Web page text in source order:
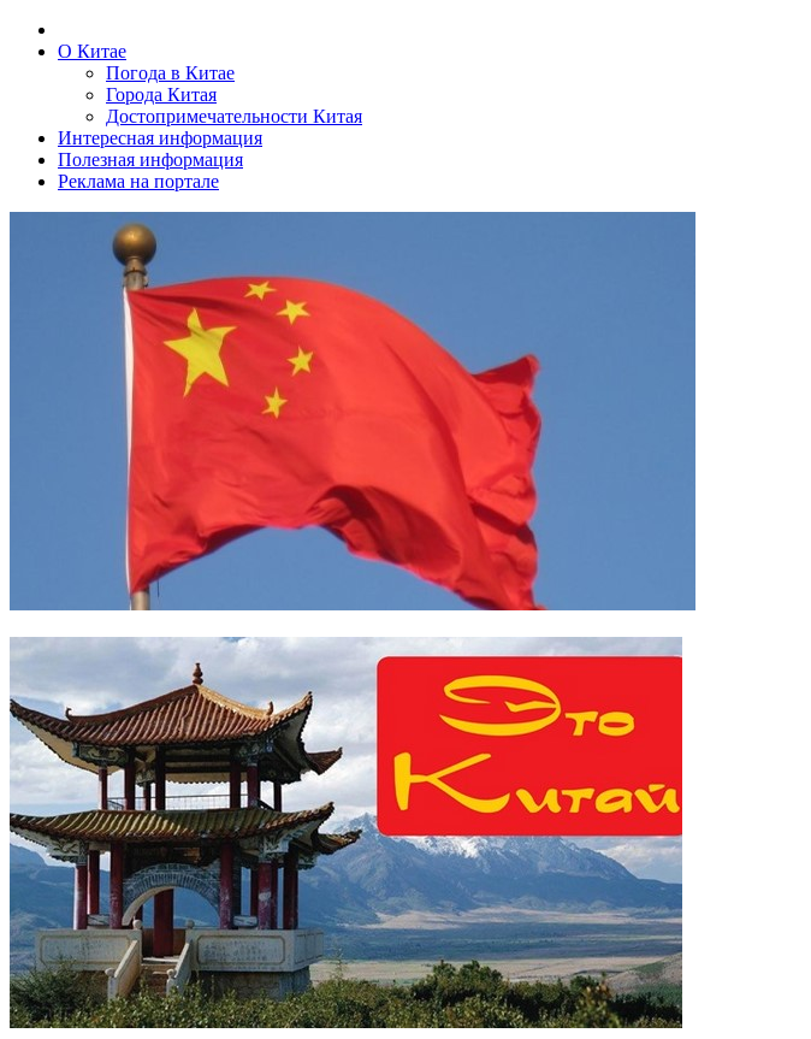
О Китае
Погода в Китае
Города Китая
Достопримечательности Китая
Интересная информация
Полезная информация
Реклама на портале